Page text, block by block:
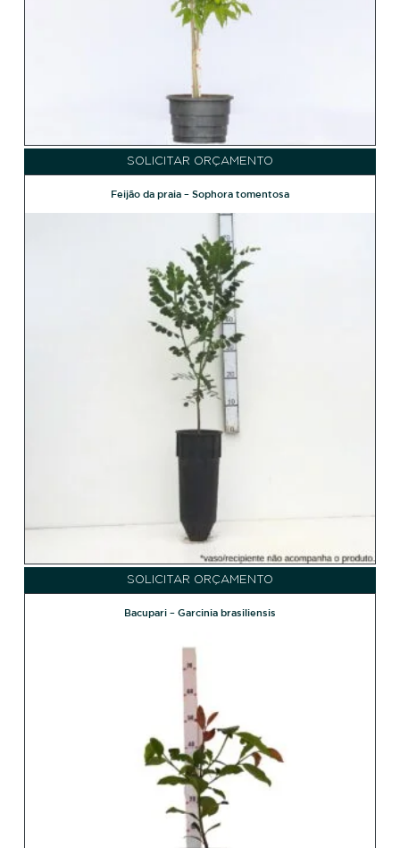
SOLICITAR ORÇAMENTO
Feijão da praia – Sophora tomentosa
SOLICITAR ORÇAMENTO
Bacupari – Garcinia brasiliensis